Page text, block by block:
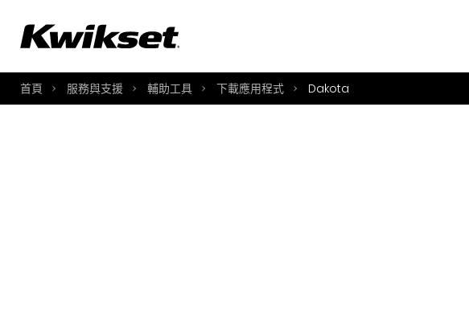
S
S
首頁 服務與支援 輔助工具 下載應用程式 Dakota